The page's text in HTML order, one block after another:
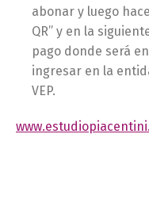
abonar y luego
QR” y en la
pago donde será
ingresar en la
VEP.